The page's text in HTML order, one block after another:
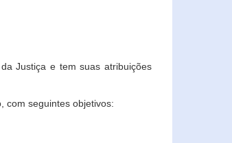
Justiça e tem suas atribuições
com seguintes objetivos: